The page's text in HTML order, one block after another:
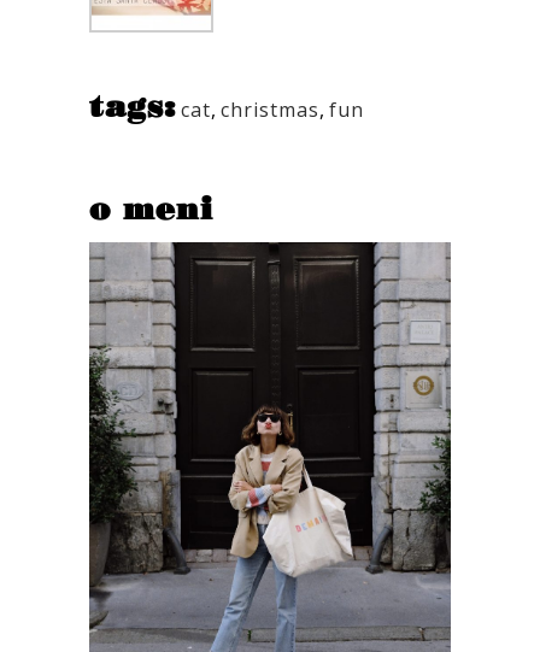
tags:cat, christmas, fun
o meni